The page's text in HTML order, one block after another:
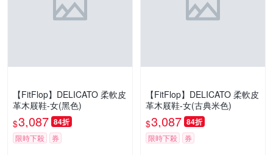
【FitFlop】DELICATO 柔軟皮
革木屐鞋-女(黑色)
$3,087 84折
限時下殺 券
【FitFlop】DELICATO 柔軟皮
革木屐鞋-女(古典米色)
$3,087 84折
限時下殺 券